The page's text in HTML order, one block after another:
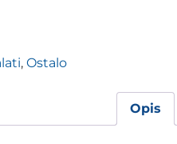
, Ostalo
Opis